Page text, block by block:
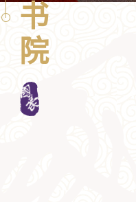
书
院